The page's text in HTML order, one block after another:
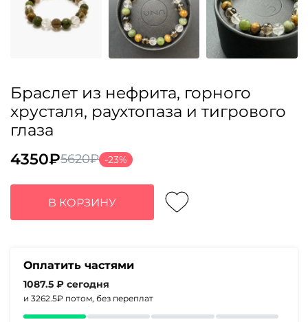
Браслет из нефрита, горного
хрусталя, раухтопаза и тигрового
глаза
5620₽
Первоначальная
цена
составляла
5620₽.
4350₽
Текущая
цена:
4350₽.
-23%
В КОРЗИНУ
Оплатить частями
1087.5 ₽ сегодня
и 3262.5₽ потом, без переплат